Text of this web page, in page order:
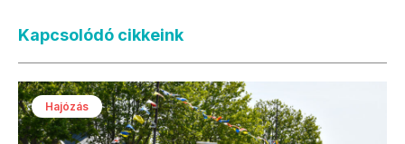
Kapcsolódó cikkeink
Hajózás